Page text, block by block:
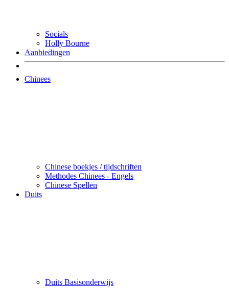
Socials
Holly Bourne
Aanbiedingen
Chinees
Chinese boekjes / tijdschriften
Methodes Chinees - Engels
Chinese Spellen
Duits
Duits Basisonderwijs